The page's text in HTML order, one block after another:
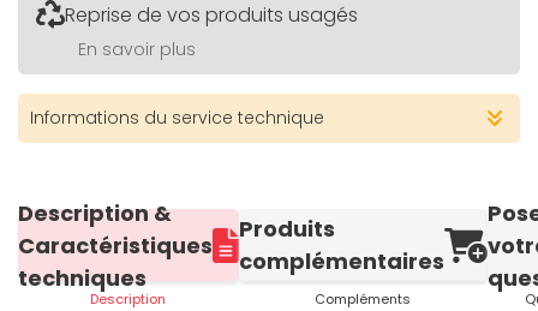
Reprise de vos produits usagés
En savoir plus
Informations du service technique
Description &
Caractéristiques
techniques
Description
Produits
complémentaires
Compléments